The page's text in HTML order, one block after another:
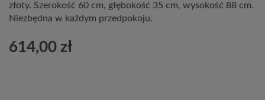
złoty. Szerokość 60 cm, głębokość 35 cm, wysokość 88 cm.
Niezbędna w każdym przedpokoju.
614,00 zł